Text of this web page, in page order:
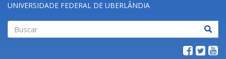
Legislação
Canais
UNIVERSIDADE FEDERAL DE UBERLÂNDIA